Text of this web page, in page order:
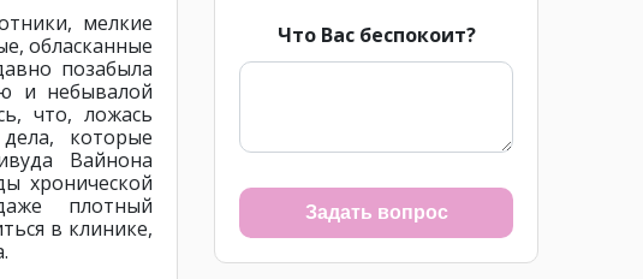
мелкие
обласканные
позабыла
и небывалой
что, ложась
которые
Вайнона
хронической
плотный
в клинике,
Что Вас беспокоит?
Задать вопрос